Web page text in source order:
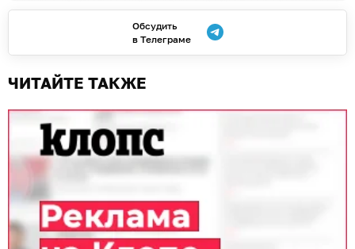
Обсудить
в Телеграме
ЧИТАЙТЕ ТАКЖЕ